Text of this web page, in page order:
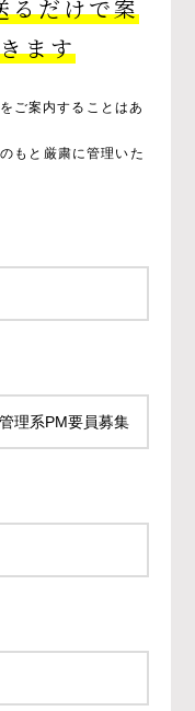
るだけで案
ます
ご案内することはあ
もと厳粛に管理いた